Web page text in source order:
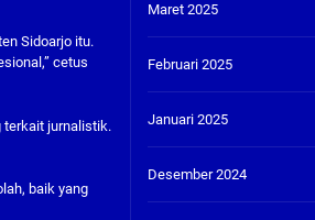
Sidoarjo itu.
cetus
terkait jurnalistik.
baik yang
Maret 2025
Februari 2025
Januari 2025
Desember 2024